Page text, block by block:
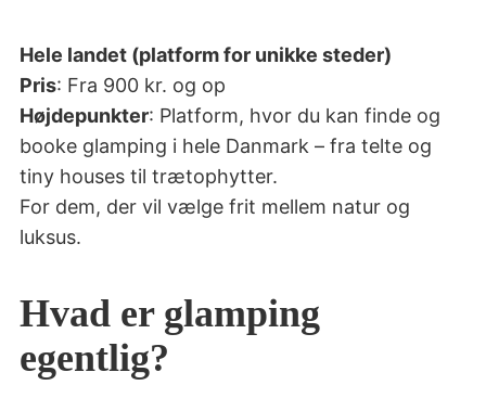
Hele landet (platform for unikke steder)
Pris: Fra 900 kr. og op
Højdepunkter: Platform, hvor du kan finde og
booke glamping i hele Danmark – fra telte og
tiny houses til trætophytter.
For dem, der vil vælge frit mellem natur og
luksus.
Hvad er glamping
egentlig?